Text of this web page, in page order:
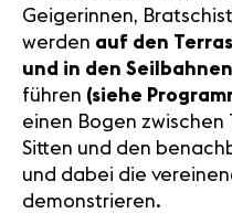
Geigerinnen,
werden auf den
und in den Seilbahnen
führen (siehe
einen Bogen zwischen
Sitten und den
und dabei die
demonstrieren.